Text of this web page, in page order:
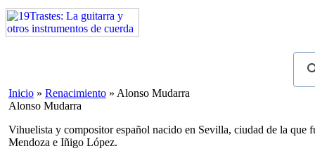
Inicio » Renacimiento » Alonso Mudarra
Alonso Mudarra
Vihuelista y compositor español nacido en Sevilla, ciudad de la
Mendoza e Iñigo López.